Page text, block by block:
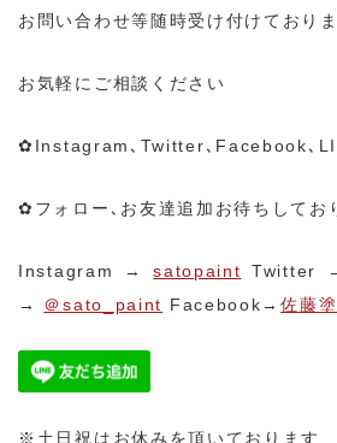
お問い合わせ等随時受け付けておりま
お気軽にご相談ください
✿Instagram､Twitter､Facebook､
✿フォロー､お友達追加お待ちしてお
Instagram →satopaint Twitter
→ ＠sato_paint Facebook→佐藤
※土日祝はお休みを頂いております